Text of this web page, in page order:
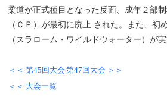
柔道が正式種目となった反面、成年２部
（ＣＰ）が最初に廃止 された。また、初
（スラローム・ワイルドウォーター）が実
＜＜ 第45回大会 第47回大会 ＞＞
＜＜ 大会一覧